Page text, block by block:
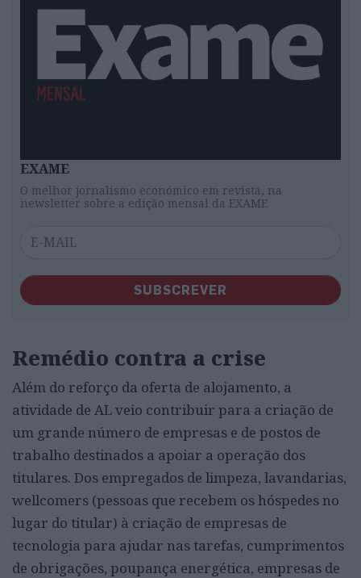
EXAME
O melhor jornalismo económico em revista, na
newsletter sobre a edição mensal da EXAME
SUBSCREVER
Remédio contra a crise
Além do reforço da oferta de alojamento, a
atividade de AL veio contribuir para a criação de
um grande número de empresas e de postos de
trabalho destinados a apoiar a operação dos
titulares. Dos empregados de limpeza, lavandarias,
wellcomers (pessoas que recebem os hóspedes no
lugar do titular) à criação de empresas de
tecnologia para ajudar nas tarefas, cumprimentos
de obrigações, poupança energética, empresas de